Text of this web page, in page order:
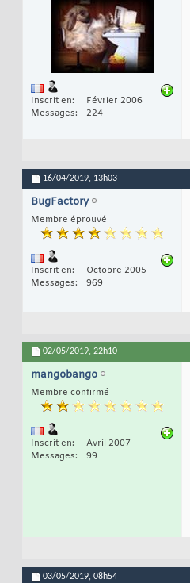
Inscrit en
Février 2006
Messages
224
16/04/2019, 13h03
BugFactory
Membre éprouvé
Inscrit en
Octobre 2005
Messages
969
02/05/2019, 22h10
mangobango
Membre confirmé
Inscrit en
Avril 2007
Messages
99
03/05/2019, 08h54